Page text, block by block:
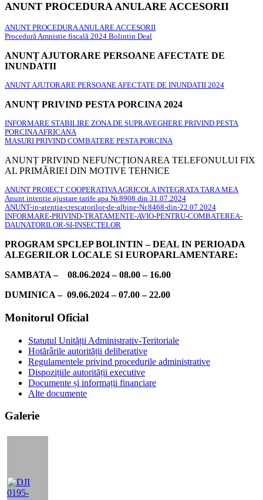
ANUNT PROCEDURA ANULARE ACCESORII
ANUNT PROCEDURA ANULARE ACCESORII
Procedură Amnistie fiscală 2024 Bolintin Deal
ANUNȚ AJUTORARE PERSOANE AFECTATE DE
INUNDATII
ANUNT AJUTORARE PERSOANE AFECTATE DE INUNDATII 2024
ANUNȚ PRIVIND PESTA PORCINA 2024
INFORMARE STABILIRE ZONA DE SUPRAVEGHERE PRIVIND PESTA
PORCINA AFRICANA
MASURI PRIVIND COMBATERE PESTA PORCINA
ANUNȚ PRIVIND NEFUNCȚIONAREA TELEFONULUI FIX
AL PRIMĂRIEI DIN MOTIVE TEHNICE
ANUNT PROIECT COOPERATIVA AGRICOLA INTEGRATA TARA MEA
Anunt intentie ajustare tarife apa Nr.8908 din 31.07.2024
ANUNT-in-atentia-crescatorilor-de-albine-Nr.8468-din-22.07.2024
INFORMARE-PRIVIND-TRATAMENTE-AVIO-PENTRU-COMBATEREA-
DAUNATORILOR-SI-INSECTELOR
PROGRAM SPCLEP BOLINTIN – DEAL IN PERIOADA
ALEGERILOR LOCALE SI EUROPARLAMENTARE:
SAMBATA – 08.06.2024 – 08.00 – 16.00
DUMINICA – 09.06.2024 – 07.00 – 22.00
Bara
principală
Monitorul Oficial
Statutul Unității Administrativ-Teritoriale
Hotărârile autorității deliberative
Regulamentele privind procedurile administrative
Dispozițiile autorității executive
Documente și informații financiare
Alte documente
Galerie